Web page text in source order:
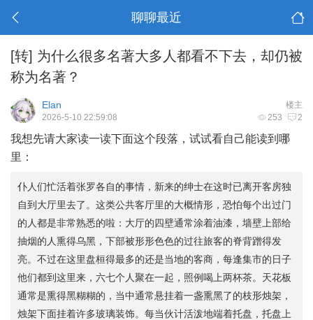
聊聊最近
[转] 为什么很多名著大多人都看不下去，却仍被
称为名著？
楼主
Elan
253 2
2026-5-10 22:59:08
我想先请大家读一读下面这个段落，试试看自己能读到哪
里：
仆人们忙活着张罗各自的事情，新来的绅士在这时已离开客房独
自到大厅里去了。这类公共客厅里的大概情形，恐怕每个出过门
的人都是非常熟悉的啦：大厅的四壁通常涂着油漆，墙壁上部给
抽烟的人熏得乌黑，下部被形形色色的过往旅客的脊背蹭得发
亮。不过在这里盘桓得最多的还是当地的客商，每逢集市的日子
他们都到这里来，六七个人聚在一起，照例喝上两杯茶。天花板
通常是熏得黑糊糊的，当中通常悬挂着一盏熏黑了的枝形烛架，
烛架下面挂着许多玻璃装饰。每当伙计活泼地端着托盘，托盘上